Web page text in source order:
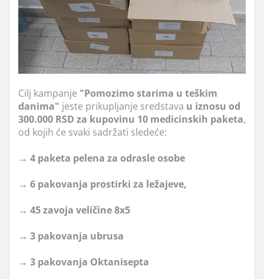
Cilj kampanje "Pomozimo starima u teškim
danima" jeste prikupljanje sredstava u iznosu od
300.000 RSD za kupovinu 10 medicinskih paketa,
od kojih će svaki sadržati sledeće:
→ 4 paketa pelena za odrasle osobe
→ 6 pakovanja prostirki za ležajeve,
→ 45 zavoja veličine 8x5
→ 3 pakovanja ubrusa
→ 3 pakovanja Oktanisepta